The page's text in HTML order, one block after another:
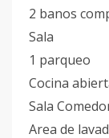
2 banos
Sala
1 parqueo
Cocina
Sala
Area de